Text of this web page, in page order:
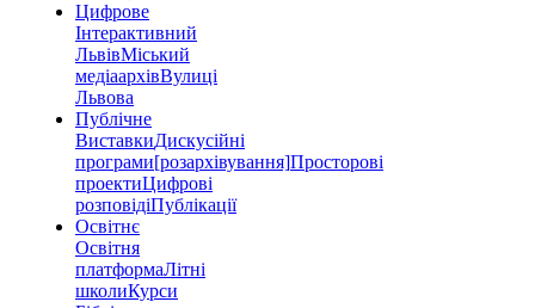
Цифрове
Інтерактивний
ЛьвівМіський
медіаархівВулиці
Львова
Публічне
ВиставкиДискусійні
програми[розархівування]Просторові
проектиЦифрові
розповідіПублікації
Освітнє
Освітня
платформаЛітні
школиКурси